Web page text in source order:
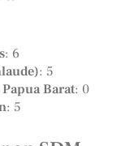
: 6
: 5
Barat: 0
: 5